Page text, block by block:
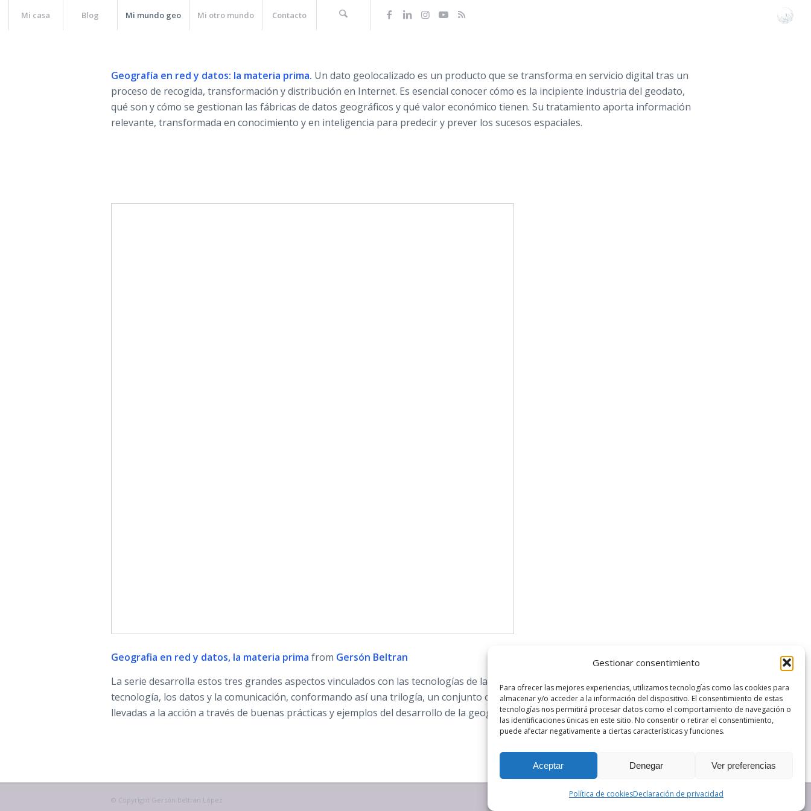
Gestionar consentimiento
Para ofrecer las mejores experiencias, utilizamos tecnologías como las cookies para
almacenar y/o acceder a la información del dispositivo. El consentimiento de estas
tecnologías nos permitirá procesar datos como el comportamiento de navegación o
las identificaciones únicas en este sitio. No consentir o retirar el consentimiento,
puede afectar negativamente a ciertas características y funciones.
Aceptar Denegar Ver preferencias
Política de cookiesDeclaración de privacidad
Mi casa Blog Mi mundo geo Mi otro mundo Contacto
Geografía en red y datos: la materia prima. Un dato geolocalizado es un producto que se transforma en servicio digital tras un
proceso de recogida, transformación y distribución en Internet. Es esencial conocer cómo es la incipiente industria del geodato,
qué son y cómo se gestionan las fábricas de datos geográficos y qué valor económico tienen. Su tratamiento aporta información
relevante, transformada en conocimiento y en inteligencia para predecir y prever los sucesos espaciales.
Geografia en red y datos, la materia prima from Gersón Beltran
La serie desarrolla estos tres grandes aspectos vinculados con las tecnologías de la información y la comunicación geográficas: la
tecnología, los datos y la comunicación, conformando así una trilogía, un conjunto organizado de reflexiones conectadas y
llevadas a la acción a través de buenas prácticas y ejemplos del desarrollo de la geografía en el siglo XXI.
© Copyright Gersón Beltrán López